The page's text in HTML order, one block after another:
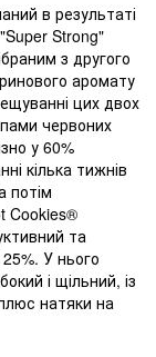
в результаті
Strong"
з другого
аромату
цих двох
червоних
у 60%
кілька тижнів
потім
Cookies®
та
У нього
і щільний, із
натяки на